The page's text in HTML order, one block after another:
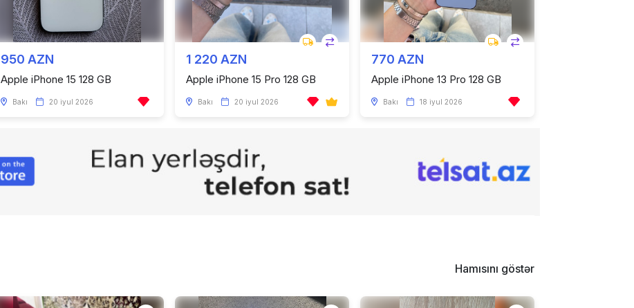
950 AZN
Apple iPhone 15 128 GB
Bakı 20 iyul 2026
1 220 AZN
Apple iPhone 15 Pro 128 GB
Bakı 20 iyul 2026
770 AZN
Apple iPhone 13 Pro 128 GB
Bakı 18 iyul 2026
Hamısını göstər